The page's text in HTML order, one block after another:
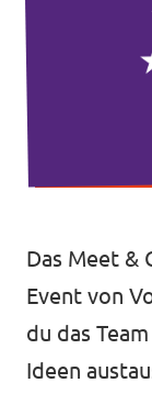
Deine
Jobs bei
Unsere
Transparenz
Datenschutz
Das Meet &
Event von
du das
Ideen